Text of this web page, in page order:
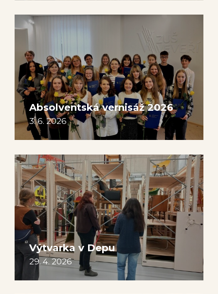
Absolventská vernisáž 2026
3. 6. 2026
Výtvarka v Depu
29. 4. 2026